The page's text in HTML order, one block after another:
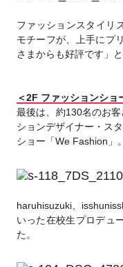
ファッションスタイリ
モチーフが、上手にプ
さまからも好評です」
＜2F ファッションシ
最後は、約130名のお
ションデザイナー・ス
ショー「We Fashion」。
haruhisuzuki、
いった在校生プロデュ
た。